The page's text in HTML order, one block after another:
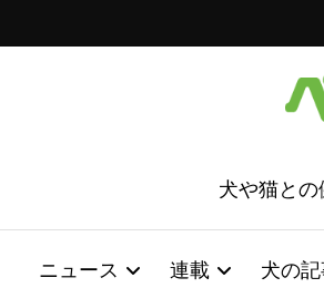
犬や猫と
ニュース 連載 犬の